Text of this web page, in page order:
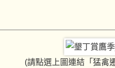
(請點選上圖連結「猛禽